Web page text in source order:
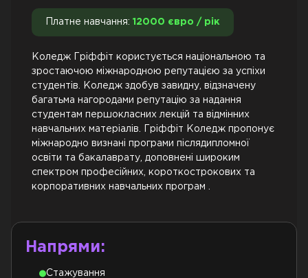
Платне навчання: 12000 євро / рік
Коледж Гріффіт користується національною та
зростаючою міжнародною репутацією за успіхи
студентів. Коледж здобув завидну, відзначену
багатьма нагородами репутацію за надання
студентам першокласних лекцій та відмінних
навчальних матеріалів. Гріффіт Коледж пропонує
міжнародно визнані програми післядипломної
освіти та бакалаврату, доповнені широким
спектром професійних, короткострокових та
корпоративних навчальних програм .
Напрями:
Стажування